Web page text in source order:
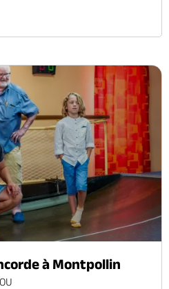
à Montpollin